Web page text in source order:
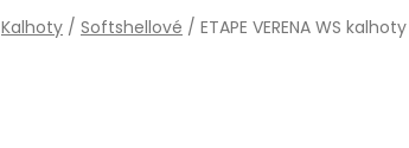
Kalhoty / Softshellové / ETAPE VERENA WS kalhoty